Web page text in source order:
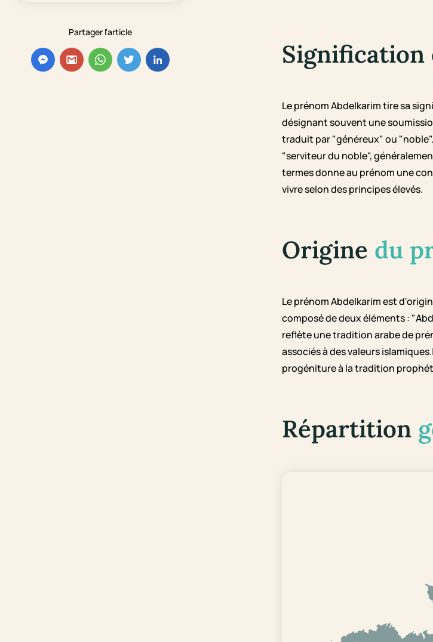
Partager l'article
Signification
Le prénom Abdelkarim tire sa
désignant souvent une
traduit par "généreux" ou
"serviteur du noble",
termes donne au prénom une
vivre selon des principes élevés.
Origine du
Le prénom Abdelkarim est
composé de deux éléments :
reflète une tradition arabe de
associés à des valeurs
progéniture à la tradition
Répartition